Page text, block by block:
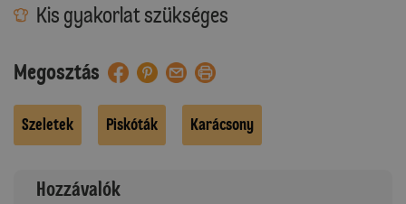
Kis gyakorlat szükséges
Megosztás
Szeletek Piskóták Karácsony
Hozzávalók